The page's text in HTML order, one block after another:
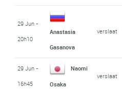
29 Jun -
20h10
Anastasia
Gasanova
verslaat
29 Jun -
16h45
Naomi
Osaka
verslaat